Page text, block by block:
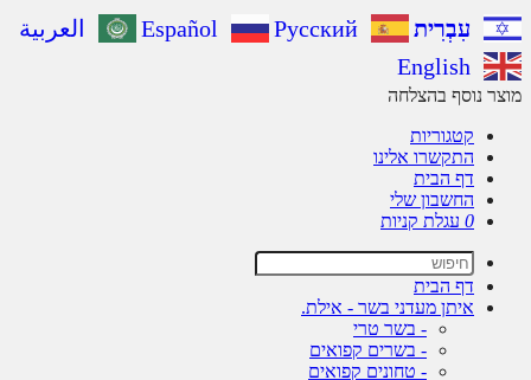
עִבְרִית Español Русский
العربية
English
נוסף בהצלחה
קטגוריות
התקשרו אלינו
דף הבית
החשבון שלי
עגלת קניות
דף הבית
איתן מעדני בשר - אילת.
- בשר טרי
- בשרים קפואים
- טחונים קפואים